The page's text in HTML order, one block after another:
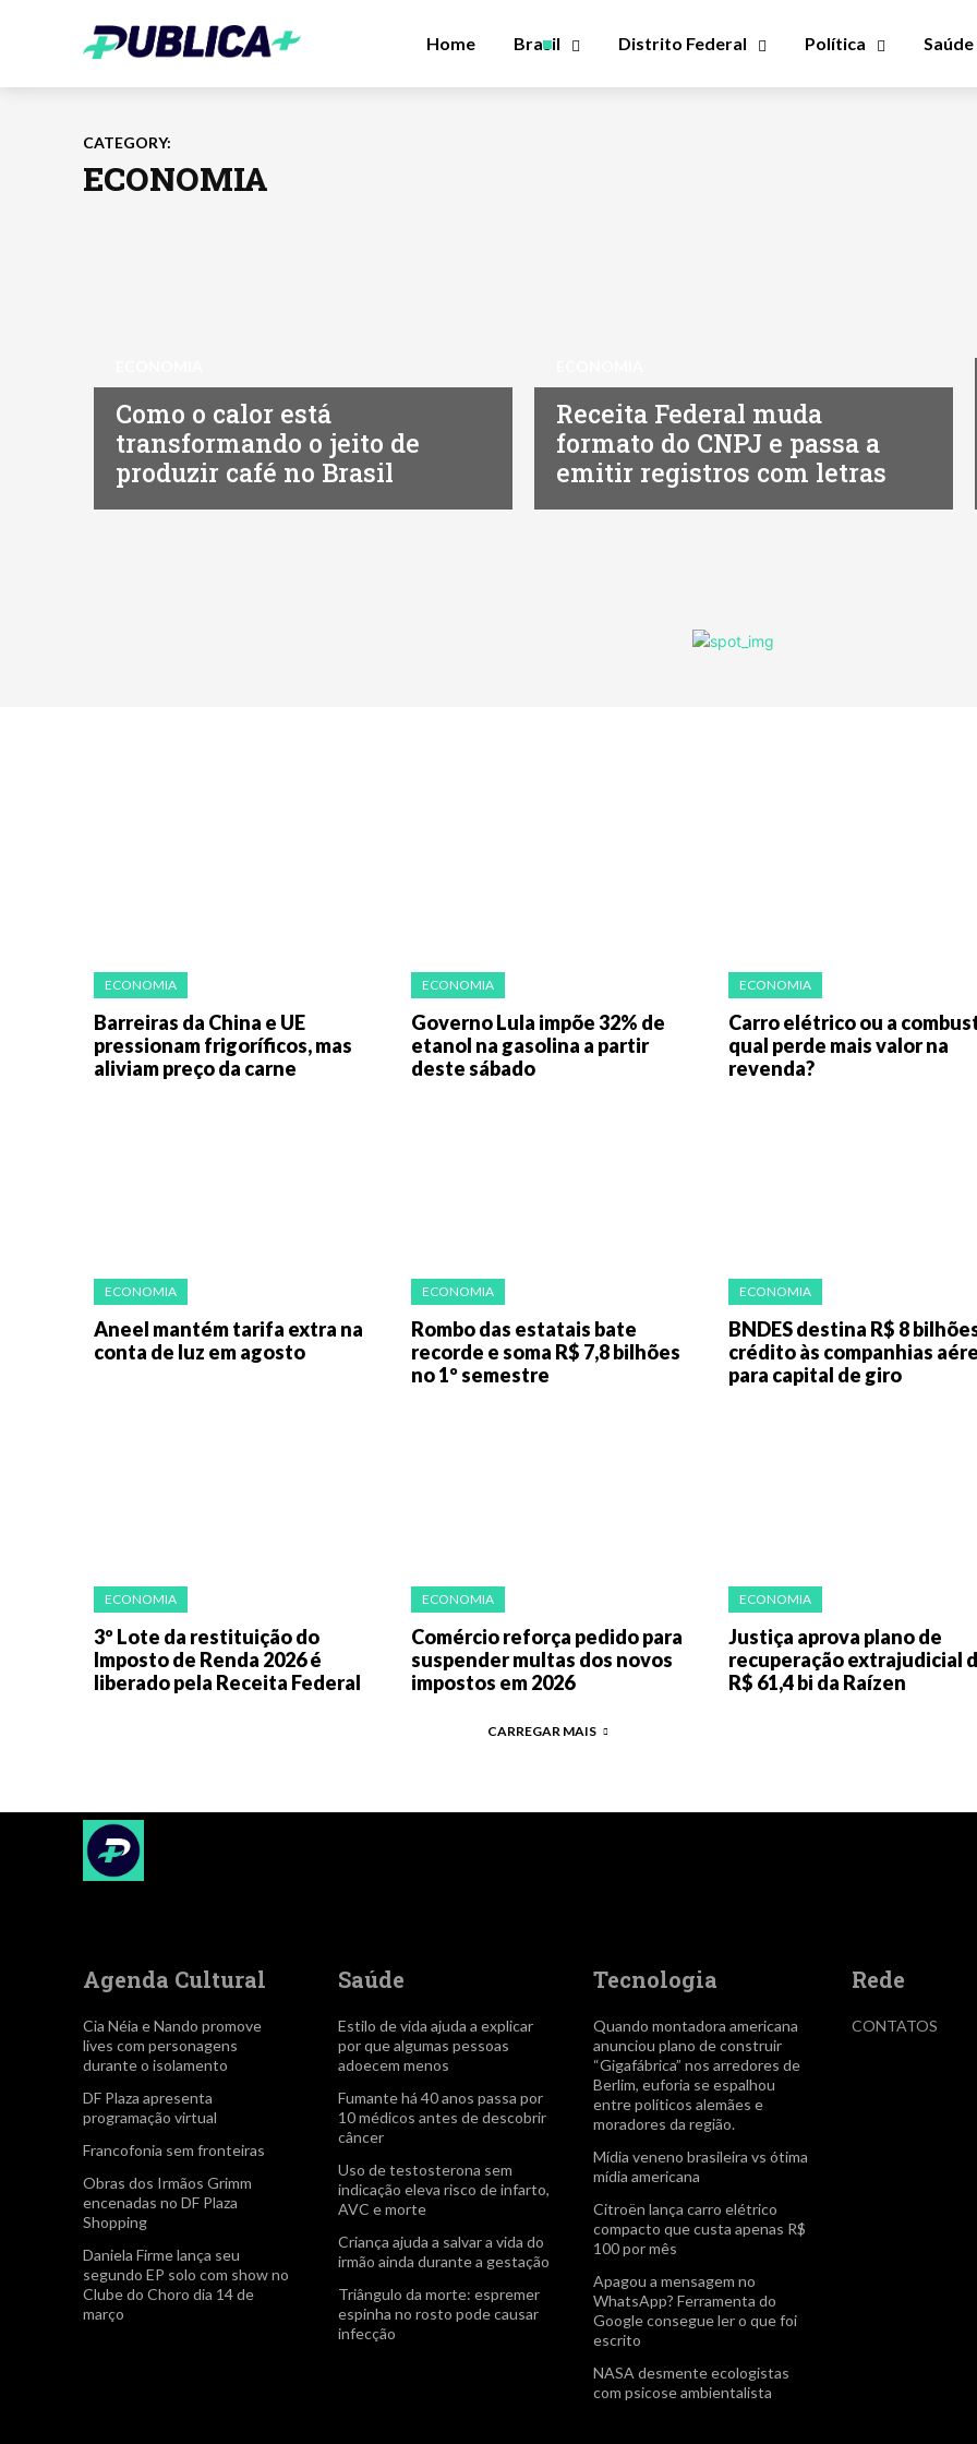
Home Brasil Distrito Federal Política Saúde
CATEGORY:
ECONOMIA
Como o calor está
transformando o jeito de
produzir café no Brasil
Receita Federal muda
formato do CNPJ e passa a
emitir registros com letras
ECONOMIA
Barreiras da China e UE
pressionam frigoríficos, mas
aliviam preço da carne
ECONOMIA
Governo Lula impõe 32% de
etanol na gasolina a partir
deste sábado
ECONOMIA
Carro elétrico ou a
qual perde mais valor na
revenda?
ECONOMIA
Aneel mantém tarifa extra na
conta de luz em agosto
ECONOMIA
Rombo das estatais bate
recorde e soma R$ 7,8 bilhões
no 1º semestre
ECONOMIA
BNDES destina R$ 8
crédito às companhias
para capital de giro
ECONOMIA
3º Lote da restituição do
Imposto de Renda 2026 é
liberado pela Receita Federal
ECONOMIA
Comércio reforça pedido para
suspender multas dos novos
impostos em 2026
ECONOMIA
Justiça aprova plano de
recuperação extrajudicial
R$ 61,4 bi da Raízen
CARREGAR MAIS
Agenda Cultural
Cia Néia e Nando promove
lives com personagens
durante o isolamento
DF Plaza apresenta
programação virtual
Francofonia sem fronteiras
Obras dos Irmãos Grimm
encenadas no DF Plaza
Shopping
Daniela Firme lança seu
segundo EP solo com show no
Clube do Choro dia 14 de
março
Saúde
Estilo de vida ajuda a explicar
por que algumas pessoas
adoecem menos
Fumante há 40 anos passa por
10 médicos antes de descobrir
câncer
Uso de testosterona sem
indicação eleva risco de infarto,
AVC e morte
Criança ajuda a salvar a vida do
irmão ainda durante a gestação
Triângulo da morte: espremer
espinha no rosto pode causar
infecção
Tecnologia
Quando montadora americana
anunciou plano de construir
“Gigafábrica” nos arredores de
Berlim, euforia se espalhou
entre políticos alemães e
moradores da região.
Mídia veneno brasileira vs ótima
mídia americana
Citroën lança carro elétrico
compacto que custa apenas R$
100 por mês
Apagou a mensagem no
WhatsApp? Ferramenta do
Google consegue ler o que foi
escrito
NASA desmente ecologistas
com psicose ambientalista
Rede
CONTATOS